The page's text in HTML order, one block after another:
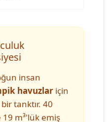
insan
havuzlar için
tanktır. 40
m³'lük emiş